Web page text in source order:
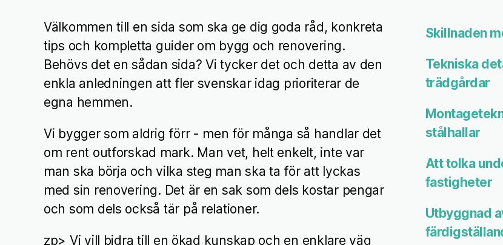
Välkommen till en sida som ska ge dig goda råd, konkreta
tips och kompletta guider om bygg och renovering.
Behövs det en sådan sida? Vi tycker det och detta av den
enkla anledningen att fler svenskar idag prioriterar de
egna hemmen.
Vi bygger som aldrig förr - men för många så handlar det
om rent outforskad mark. Man vet, helt enkelt, inte var
man ska börja och vilka steg man ska ta för att lyckas
med sin renovering. Det är en sak som dels kostar pengar
och som dels också tär på relationer.
zp> Vi vill bidra till en ökad kunskap och en enklare väg
Skillnaden
Tekniska
trädgårdar
stålhallar
Att tolka
fastigheter
Utbyggnad